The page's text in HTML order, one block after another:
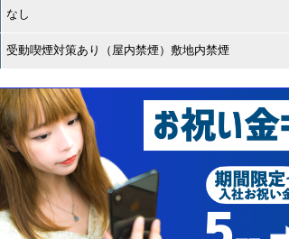
なし
受動喫煙対策あり（屋内禁煙）敷地内禁煙